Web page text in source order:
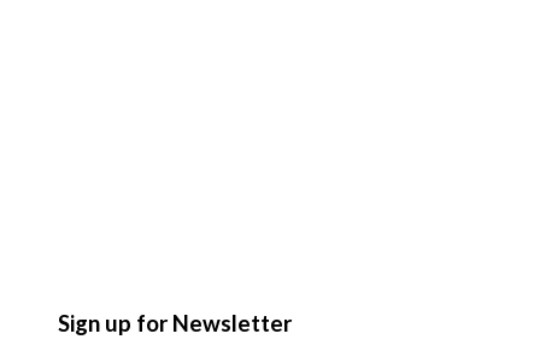
Sign up for Newsletter